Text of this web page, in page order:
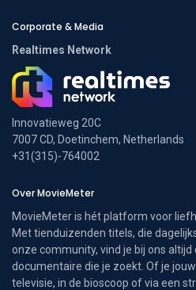
Corporate & Media
Realtimes Network
Innovatieweg 20C
7007 CD, Doetinchem, Netherlands
+31(315)-764002
Over MovieMeter
MovieMeter is hét platform voor
Met tienduizenden titels, die
onze community, vind je bij ons
documentaire die je zoekt. Of je
televisie, in de bioscoop of via een